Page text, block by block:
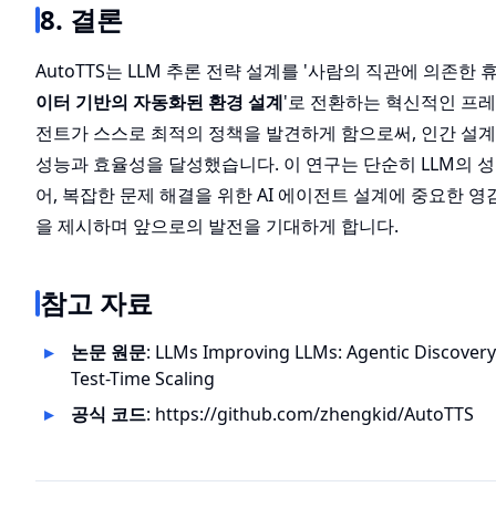
8. 결론
AutoTTS는 LLM 추론 전략 설계를 '사람의 직관에 의존한
이터 기반의 자동화된 환경 설계'로 전환하는 혁신적인 프
전트가 스스로 최적의 정책을 발견하게 함으로써, 인간 설
성능과 효율성을 달성했습니다. 이 연구는 단순히 LLM의
어, 복잡한 문제 해결을 위한 AI 에이전트 설계에 중요한 영
을 제시하며 앞으로의 발전을 기대하게 합니다.
참고 자료
논문 원문: LLMs Improving LLMs: Agentic
Test-Time Scaling
공식 코드: https://github.com/zhengkid/AutoTTS